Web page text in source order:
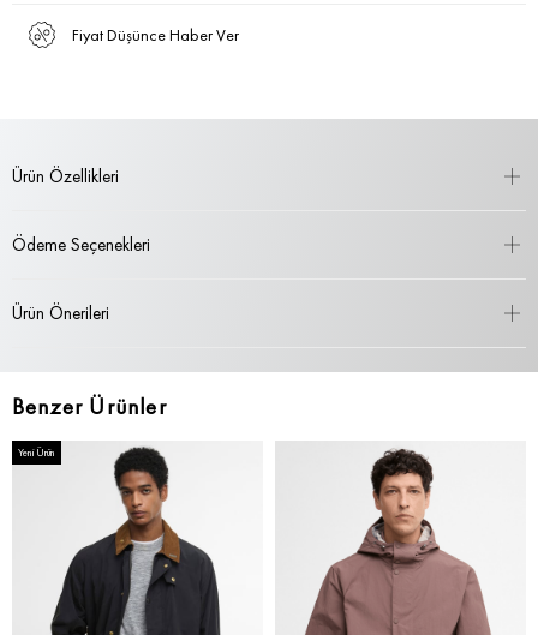
Fiyat Düşünce Haber Ver
Ürün Özellikleri
Ödeme Seçenekleri
Ürün Önerileri
Benzer Ürünler
Yeni Ürün